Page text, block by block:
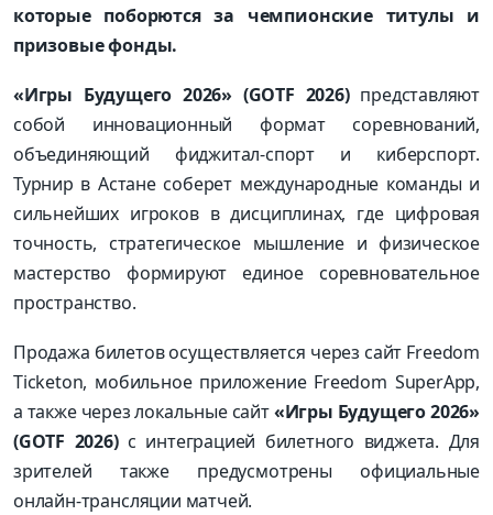
которые поборются за чемпионские титулы и
призовые фонды.
«Игры Будущего 2026» (GOTF 2026)представляют
собой инновационный формат соревнований,
объединяющий фиджитал-спорт и киберспорт.
Турнир в Астане соберет международные команды и
сильнейших игроков в дисциплинах, где цифровая
точность, стратегическое мышление и физическое
мастерство формируют единое соревновательное
пространство.
Продажа билетов осуществляется через сайт Freedom
Ticketon, мобильное приложение Freedom SuperApp,
а также через локальные сайт«Игры Будущего 2026»
(GOTF 2026)с интеграцией билетного виджета. Для
зрителей также предусмотрены официальные
онлайн-трансляции матчей.